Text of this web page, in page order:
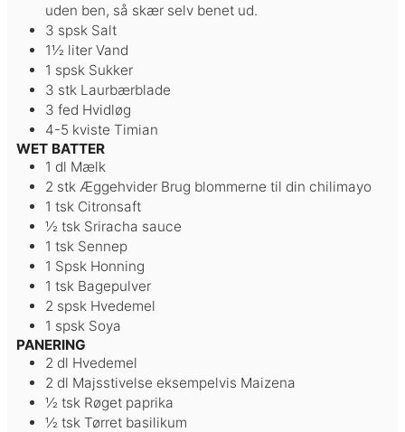
uden ben, så skær selv benet ud.
3 spsk Salt
1½ liter Vand
1 spsk Sukker
3 stk Laurbærblade
3 fed Hvidløg
4-5 kviste Timian
WET BATTER
1 dl Mælk
2 stk Æggehvider Brug blommerne til din chilimayo
1 tsk Citronsaft
½ tsk Sriracha sauce
1 tsk Sennep
1 Spsk Honning
1 tsk Bagepulver
2 spsk Hvedemel
1 spsk Soya
PANERING
2 dl Hvedemel
2 dl Majsstivelse eksempelvis Maizena
½ tsk Røget paprika
½ tsk Tørret basilikum